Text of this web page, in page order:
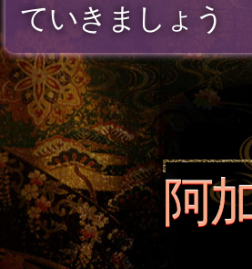
した
姓
阿